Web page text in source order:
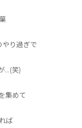
やり過ぎで
…(笑)
集めて
ば